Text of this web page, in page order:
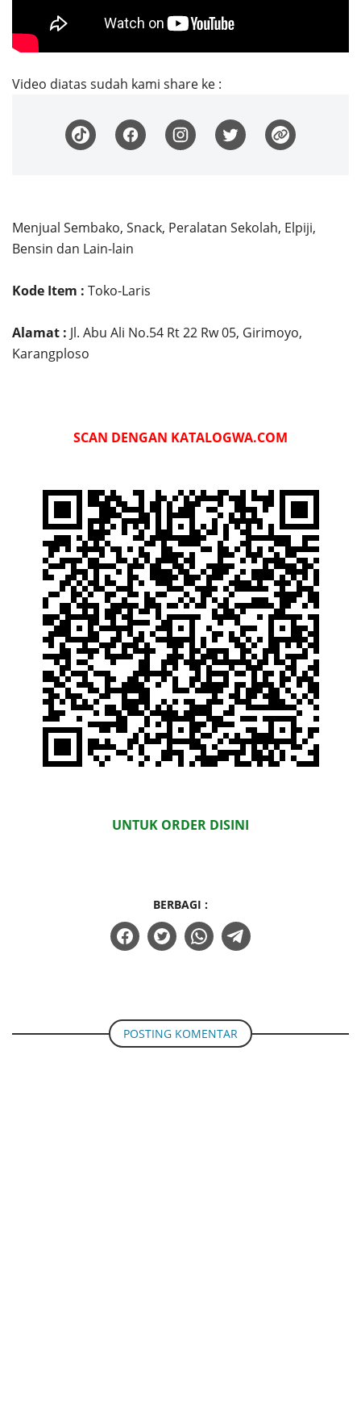
Video diatas sudah kami share ke :
Menjual Sembako, Snack, Peralatan Sekolah, Elpiji,
Bensin dan Lain-lain
Kode Item : Toko-Laris
Alamat : Jl. Abu Ali No.54 Rt 22 Rw 05, Girimoyo,
Karangploso
SCAN DENGAN KATALOGWA.COM
UNTUK ORDER DISINI
BERBAGI :
POSTING KOMENTAR